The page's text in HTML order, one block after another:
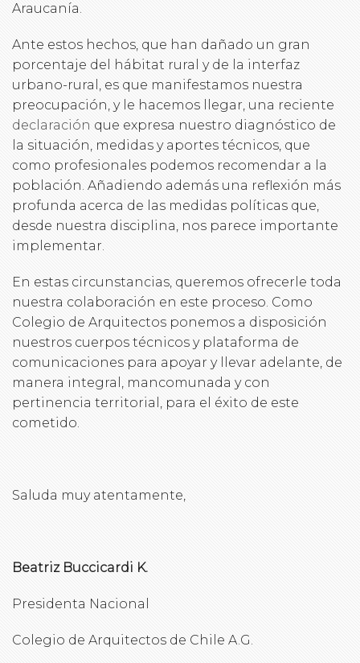
Araucanía.
Ante estos hechos, que han dañado un gran
porcentaje del hábitat rural y de la interfaz
urbano-rural, es que manifestamos nuestra
preocupación, y le hacemos llegar, una reciente
declaración que expresa nuestro diagnóstico de
la situación, medidas y aportes técnicos, que
como profesionales podemos recomendar a la
población. Añadiendo además una reflexión más
profunda acerca de las medidas políticas que,
desde nuestra disciplina, nos parece importante
implementar.
En estas circunstancias, queremos ofrecerle toda
nuestra colaboración en este proceso. Como
Colegio de Arquitectos ponemos a disposición
nuestros cuerpos técnicos y plataforma de
comunicaciones para apoyar y llevar adelante, de
manera integral, mancomunada y con
pertinencia territorial, para el éxito de este
cometido.
Saluda muy atentamente,
Beatriz Buccicardi K.
Presidenta Nacional
Colegio de Arquitectos de Chile A.G.